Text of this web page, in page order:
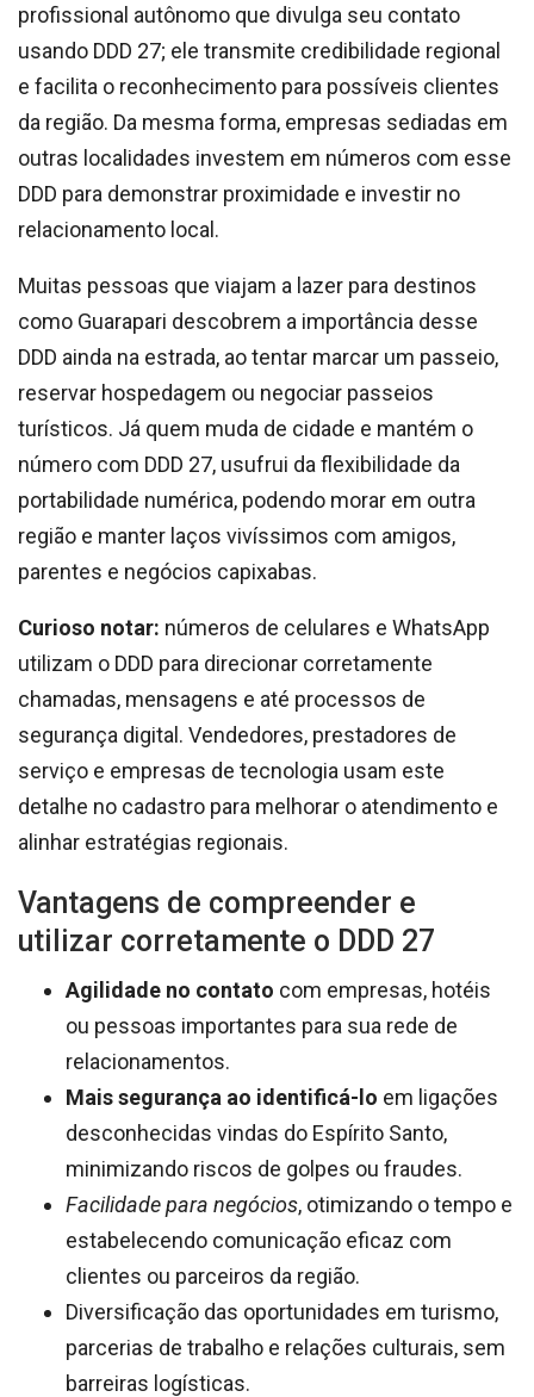
profissional autônomo que divulga seu contato
usando DDD 27; ele transmite credibilidade regional
e facilita o reconhecimento para possíveis clientes
da região. Da mesma forma, empresas sediadas em
outras localidades investem em números com esse
DDD para demonstrar proximidade e investir no
relacionamento local.
Muitas pessoas que viajam a lazer para destinos
como Guarapari descobrem a importância desse
DDD ainda na estrada, ao tentar marcar um passeio,
reservar hospedagem ou negociar passeios
turísticos. Já quem muda de cidade e mantém o
número com DDD 27, usufrui da flexibilidade da
portabilidade numérica, podendo morar em outra
região e manter laços vivíssimos com amigos,
parentes e negócios capixabas.
Curioso notar: números de celulares e WhatsApp
utilizam o DDD para direcionar corretamente
chamadas, mensagens e até processos de
segurança digital. Vendedores, prestadores de
serviço e empresas de tecnologia usam este
detalhe no cadastro para melhorar o atendimento e
alinhar estratégias regionais.
Vantagens de compreender e
utilizar corretamente o DDD 27
Agilidade no contato com empresas, hotéis
ou pessoas importantes para sua rede de
relacionamentos.
Mais segurança ao identificá-lo em ligações
desconhecidas vindas do Espírito Santo,
minimizando riscos de golpes ou fraudes.
Facilidade para negócios, otimizando o tempo e
estabelecendo comunicação eficaz com
clientes ou parceiros da região.
Diversificação das oportunidades em turismo,
parcerias de trabalho e relações culturais, sem
barreiras logísticas.